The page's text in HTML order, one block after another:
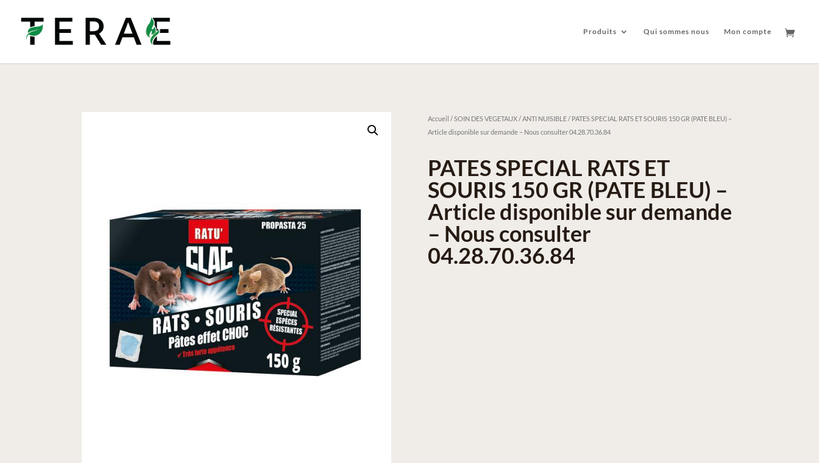
Produits Qui sommes nous Mon compte
Accueil /SOIN DES VEGETAUX / ANTI NUISIBLE/ PATES SPECIAL RATS ET SOURIS 150 GR (PATE BLEU) –
Article disponible sur demande – Nous consulter 04.28.70.36.84
PATES SPECIAL RATS ET
SOURIS 150 GR (PATE BLEU) –
Article disponible sur demande
– Nous consulter
04.28.70.36.84